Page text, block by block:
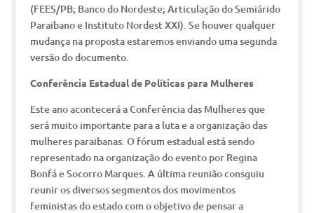
(FEES/PB; Banco do Nordeste; Articulação do Semiárido
Paraibano e Instituto Nordest XXI). Se houver qualquer
mudança na proposta estaremos enviando uma segunda
versão do documento.
Conferência Estadual de Políticas para Mulheres
Este ano acontecerá a Conferência das Mulheres que
será muito importante para a luta e a organização das
mulheres paraibanas. O fórum estadual está sendo
representado na organização do evento por Regina
Bonfá e Socorro Marques. A última reunião consguiu
reunir os diversos segmentos dos movimentos
feministas do estado com o objetivo de pensar a